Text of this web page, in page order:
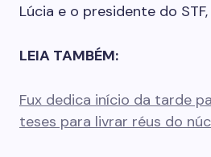
Lúcia e o presidente do
LEIA TAMBÉM:
Fux dedica início da tarde
teses para livrar réus do